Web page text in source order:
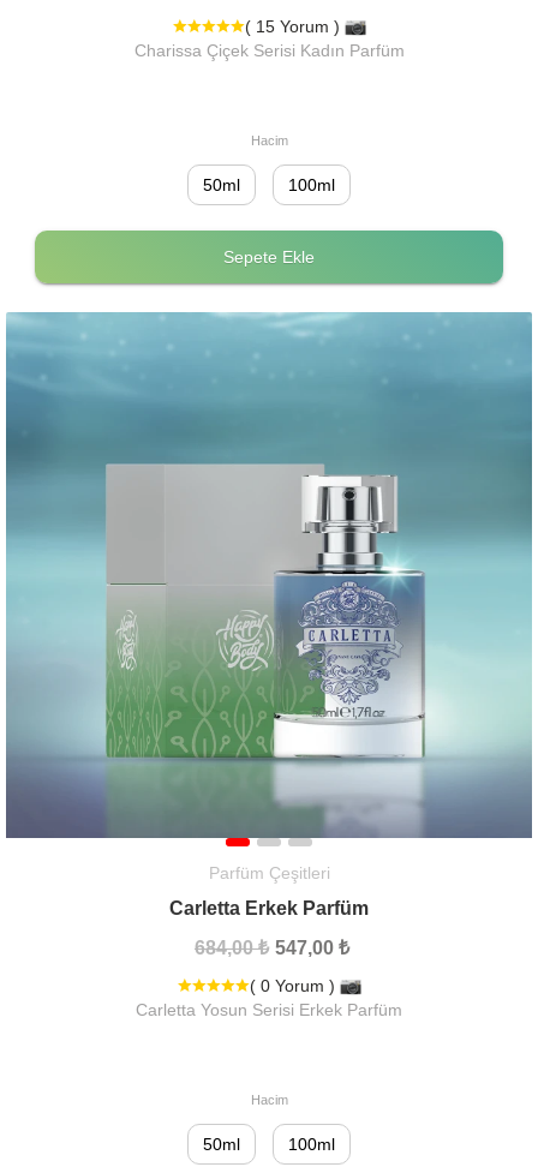
( 15 Yorum )
Charissa Çiçek Serisi Kadın Parfüm
Hacim
50ml 100ml
Sepete Ekle
Parfüm Çeşitleri
Carletta Erkek Parfüm
684,00 ₺ 547,00 ₺
( 0 Yorum )
Carletta Yosun Serisi Erkek Parfüm
Hacim
50ml 100ml